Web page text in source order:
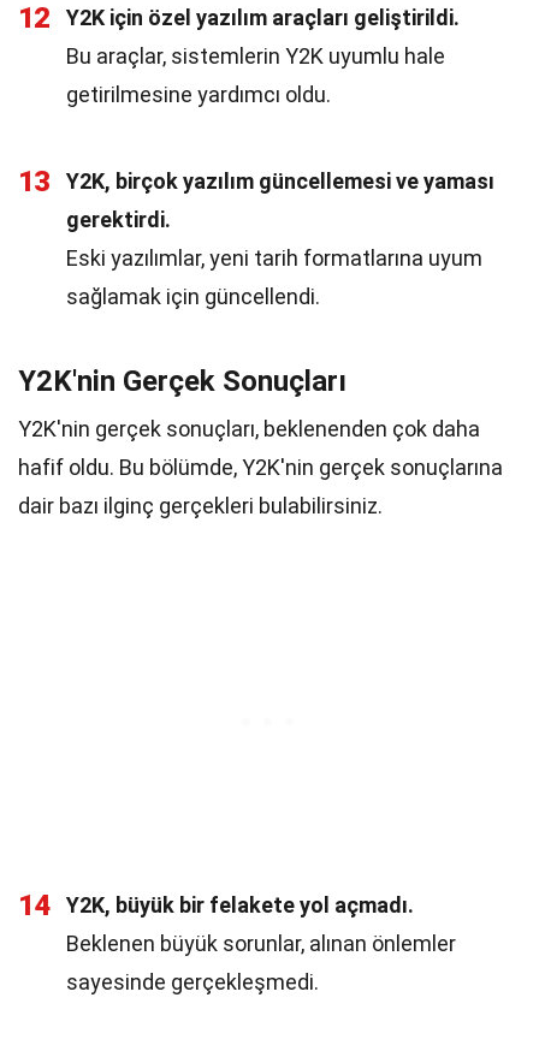
12
Y2K için özel yazılım araçları geliştirildi.
Bu araçlar, sistemlerin Y2K uyumlu hale
getirilmesine yardımcı oldu.
13
Y2K, birçok yazılım güncellemesi ve yaması
gerektirdi.
Eski yazılımlar, yeni tarih formatlarına uyum
sağlamak için güncellendi.
Y2K'nin Gerçek Sonuçları
Y2K'nin gerçek sonuçları, beklenenden çok daha
hafif oldu. Bu bölümde, Y2K'nin gerçek sonuçlarına
dair bazı ilginç gerçekleri bulabilirsiniz.
14
Y2K, büyük bir felakete yol açmadı.
Beklenen büyük sorunlar, alınan önlemler
sayesinde gerçekleşmedi.